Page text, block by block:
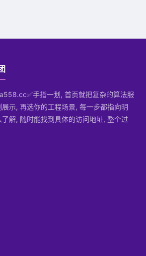
手指一划, 首页就把复杂的算法服
示, 再选你的工程场景, 每一步都指向明
解, 随时能找到具体的访问地址, 整个过